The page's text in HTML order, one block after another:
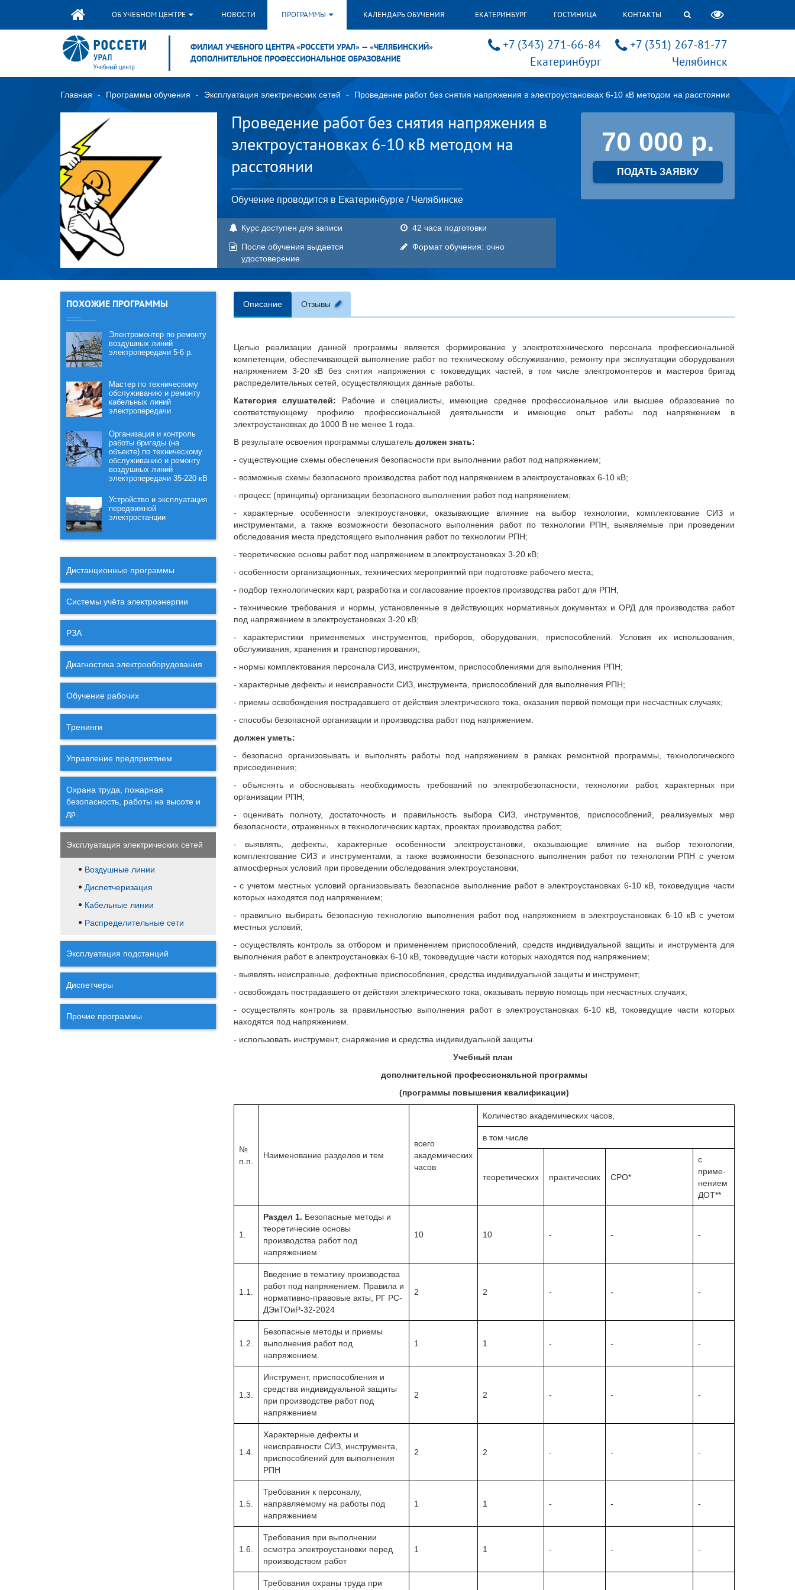
ОБ УЧЕБНОМ ЦЕНТРЕ НОВОСТИ ПРОГРАММЫ КАЛЕНДАРЬ ОБУЧЕНИЯ ЕКАТЕРИНБУРГ ГОСТИНИЦА КОНТАКТЫ
ФИЛИАЛ УЧЕБНОГО ЦЕНТРА «РОССЕТИ УРАЛ» — «ЧЕЛЯБИНСКИЙ»
ДОПОЛНИТЕЛЬНОЕ ПРОФЕССИОНАЛЬНОЕ ОБРАЗОВАНИЕ
+7 (343) 271-66-84
Екатеринбург
+7 (351) 267-81-77
Челябинск
Главная Программы обучения Эксплуатация электрических сетей Проведение работ без снятия напряжения в электроустановках 6-10 кВ методом на расстоянии
Проведение работ без снятия напряжения в
электроустановках 6-10 кВ методом на
расстоянии
Обучение проводится в Екатеринбурге / Челябинске
Курс доступен для записи
42 часа подготовки
После обучения выдается
удостоверение
Формат обучения: очно
70 000
ПОДАТЬ ЗАЯВКУ
ПОХОЖИЕ ПРОГРАММЫ
Электромонтер по ремонту
воздушных линий
электропередачи 5-6 р.
Мастер по техническому
обслуживанию и ремонту
кабельных линий
электропередачи
Организация и контроль
работы бригады (на
объекте) по техническому
обслуживанию и ремонту
воздушных линий
электропередачи 35-220 кВ
Устройство и эксплуатация
передвижной
электростанции
Дистанционные программы
Системы учёта электроэнергии
РЗА
Диагностика электрооборудования
Обучение рабочих
Тренинги
Управление предприятием
Охрана труда, пожарная
безопасность, работы на высоте и
др.
Эксплуатация электрических сетей
Воздушные линии
Диспетчеризация
Кабельные линии
Распределительные сети
Эксплуатация подстанций
Диспетчеры
Прочие программы
Описание Отзывы
Целью реализации данной программы является формирование у электротехнического персонала профессиональной
компетенции, обеспечивающей выполнение работ по техническому обслуживанию, ремонту при эксплуатации оборудования
напряжением 3-20 кВ без снятия напряжения с токоведущих частей, в том числе электромонтеров и мастеров бригад
распределительных сетей, осуществляющих данные работы.
Категория слушателей: Рабочие и специалисты, имеющие среднее профессиональное или высшее образование по
соответствующему профилю профессиональной деятельности и имеющие опыт работы под напряжением в
электроустановках до 1000 В не менее 1 года.
В результате освоения программы слушатель должен знать:
- существующие схемы обеспечения безопасности при выполнении работ под напряжением;
- возможные схемы безопасного производства работ под напряжением в электроустановках 6-10 кВ;
- процесс (принципы) организации безопасного выполнения работ под напряжением;
- характерные особенности электроустановки, оказывающие влияние на выбор технологии, комплектование СИЗ и
инструментами, а также возможности безопасного выполнения работ по технологии РПН, выявляемые при проведении
обследования места предстоящего выполнения работ по технологии РПН;
- теоретические основы работ под напряжением в электроустановках 3-20 кВ;
- особенности организационных, технических мероприятий при подготовке рабочего места;
- подбор технологических карт, разработка и согласование проектов производства работ для РПН;
- технические требования и нормы, установленные в действующих нормативных документах и ОРД для производства работ
под напряжением в электроустановках 3-20 кВ;
- характеристики применяемых инструментов, приборов, оборудования, приспособлений. Условия их использования,
обслуживания, хранения и транспортирования;
- нормы комплектования персонала СИЗ, инструментом, приспособлениями для выполнения РПН;
- характерные дефекты и неисправности СИЗ, инструмента, приспособлений для выполнения РПН;
- приемы освобождения пострадавшего от действия электрического тока, оказания первой помощи при несчастных случаях;
- способы безопасной организации и производства работ под напряжением.
должен уметь:
- безопасно организовывать и выполнять работы под напряжением в рамках ремонтной программы, технологического
присоединения;
- объяснять и обосновывать необходимость требований по электробезопасности, технологии работ, характерных при
организации РПН;
- оценивать полноту, достаточность и правильность выбора СИЗ, инструментов, приспособлений, реализуемых мер
безопасности, отраженных в технологических картах, проектах производства работ;
- выявлять, дефекты, характерные особенности электроустановки, оказывающие влияние на выбор технологии,
комплектование СИЗ и инструментами, а также возможности безопасного выполнения работ по технологии РПН с учетом
атмосферных условий при проведении обследования электроустановки;
- с учетом местных условий организовывать безопасное выполнение работ в электроустановках 6-10 кВ, токоведущие части
которых находятся под напряжением;
- правильно выбирать безопасную технологию выполнения работ под напряжением в электроустановках 6-10 кВ с учетом
местных условий;
- осуществлять контроль за отбором и применением приспособлений, средств индивидуальной защиты и инструмента для
выполнения работ в электроустановках 6-10 кВ, токоведущие части которых находятся под напряжением;
- выявлять неисправные, дефектные приспособления, средства индивидуальной защиты и инструмент;
- освобождать пострадавшего от действия электрического тока, оказывать первую помощь при несчастных случаях;
- осуществлять контроль за правильностью выполнения работ в электроустановках 6-10 кВ, токоведущие части которых
находятся под напряжением.
- использовать инструмент, снаряжение и средства индивидуальной защиты.
Учебный план
дополнительной профессиональной программы
(программы повышения квалификации)
№
п.п.
Наименование разделов и тем
всего
академических
часов
Количество академических часов,
в том числе
теоретических практических СРО*
с
приме-
нением
ДОТ**
1.
Раздел 1. Безопасные методы и
теоретические основы
производства работ под
напряжением
10 10 - - -
1.1.
Введение в тематику производства
работ под напряжением. Правила и
нормативно-правовые акты, РГ РС-
ДЭиТОиР-32-2024
2 2 - - -
1.2.
Безопасные методы и приемы
выполнения работ под
напряжением.
1 1 - - -
1.3.
Инструмент, приспособления и
средства индивидуальной защиты
при производстве работ под
напряжением
2 2 - - -
1.4.
Характерные дефекты и
неисправности СИЗ, инструмента,
приспособлений для выполнения
РПН
2 2 - - -
1.5.
Требования к персоналу,
направляемому на работы под
напряжением
1 1 - - -
1.6.
Требования при выполнении
осмотра электроустановки перед
производством работ
1 1 - - -
Требования охраны труда при